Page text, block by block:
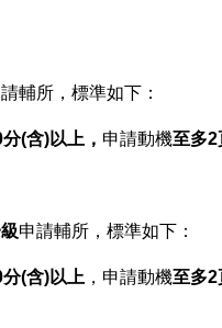
輔所，標準如下：
(含)以上， 申請動機至多2
申請輔所，標準如下：
(含)以上 ，申請動機至多2